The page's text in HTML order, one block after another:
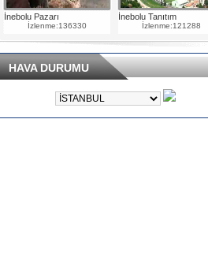
İnebolu Pazarı
İzlenme:136330
İnebolu Tanıtım
İzlenme:121288
HAVA DURUMU